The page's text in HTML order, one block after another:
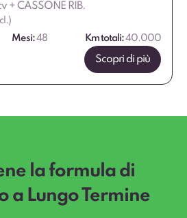
+ CASSONE RIB.
Mesi:48 Km totali:40.000
Scopri di più
la formula di
a Lungo Termine